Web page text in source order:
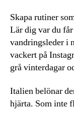
Skapa rutiner
Lär dig var du
vandringsleder i
vackert på
grå vinterdagar
Italien belönar
hjärta. Som inte